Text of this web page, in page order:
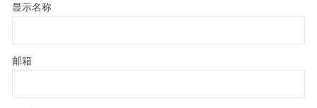
显示名称
邮箱